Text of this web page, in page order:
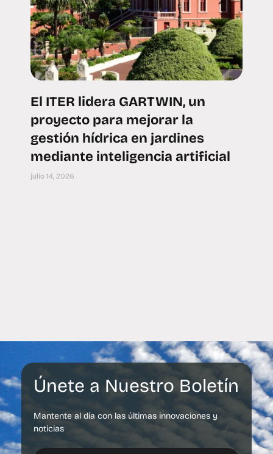
El ITER lidera GARTWIN, un
proyecto para mejorar la
gestión hídrica en jardines
mediante inteligencia artificial
julio 14, 2026
Únete a Nuestro Boletín
Mantente al día con las últimas innovaciones y
noticias